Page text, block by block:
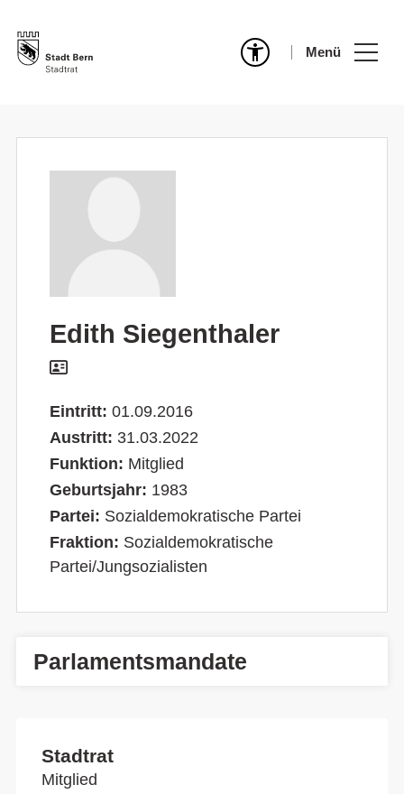
Menü
Edith Siegenthaler
Eintritt: 01.09.2016
Austritt: 31.03.2022
Funktion: Mitglied
Geburtsjahr: 1983
Partei: Sozialdemokratische Partei
Fraktion: Sozialdemokratische
Partei/Jungsozialisten
Parlamentsmandate
Stadtrat
Mitglied